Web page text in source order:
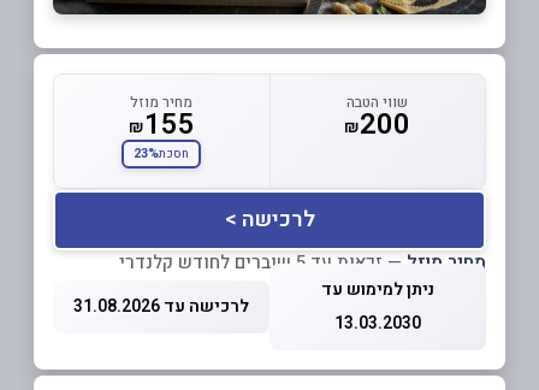
שווי הטבה
₪200
מחיר מוזל
₪155
חסכת23%
לרכישה >
מחיר מוזל — זכאות עד 5 שוברים לחודש קלנדרי
ניתן למימוש עד
13.03.2030
לרכישה עד 31.08.2026